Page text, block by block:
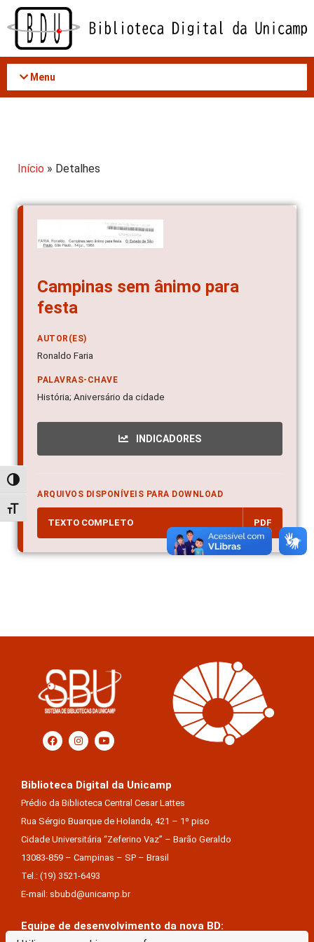
Acessar
conteúdo
Alternar alto contraste
Alternar tamanho da fonte
Menu
Início » Detalhes
Campinas sem ânimo para
festa
AUTOR(ES)
Ronaldo Faria
PALAVRAS-CHAVE
História; Aniversário da cidade
INDICADORES
ARQUIVOS DISPONÍVEIS PARA DOWNLOAD
TEXTO COMPLETO PDF
Biblioteca Digital da Unicamp
Prédio da Biblioteca Central Cesar Lattes
Rua Sérgio Buarque de Holanda, 421 – 1º piso
Cidade Universitária “Zeferino Vaz” – Barão Geraldo
13083-859 – Campinas – SP – Brasil
Tel.: (19) 3521-6493
E-mail: sbubd@unicamp.br
Equipe de desenvolvimento da nova BD: